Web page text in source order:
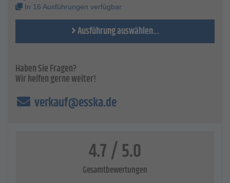
In 16 Ausführungen verfügbar
Ausführung auswählen...
Haben Sie Fragen?
Wir helfen gerne weiter!
verkauf@esska.de
4.7 / 5.0
Gesamtbewertungen